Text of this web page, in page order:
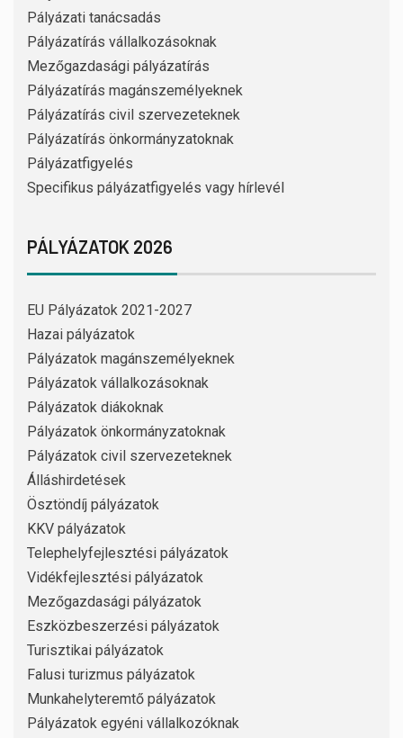
Pályázati tanácsadás
Pályázatírás vállalkozásoknak
Mezőgazdasági pályázatírás
Pályázatírás magánszemélyeknek
Pályázatírás civil szervezeteknek
Pályázatírás önkormányzatoknak
Pályázatfigyelés
Specifikus pályázatfigyelés vagy hírlevél
PÁLYÁZATOK 2026
EU Pályázatok 2021-2027
Hazai pályázatok
Pályázatok magánszemélyeknek
Pályázatok vállalkozásoknak
Pályázatok diákoknak
Pályázatok önkormányzatoknak
Pályázatok civil szervezeteknek
Álláshirdetések
Ösztöndíj pályázatok
KKV pályázatok
Telephelyfejlesztési pályázatok
Vidékfejlesztési pályázatok
Mezőgazdasági pályázatok
Eszközbeszerzési pályázatok
Turisztikai pályázatok
Falusi turizmus pályázatok
Munkahelyteremtő pályázatok
Pályázatok egyéni vállalkozóknak